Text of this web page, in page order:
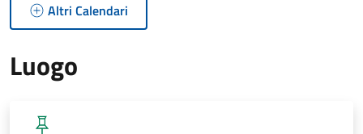
Altri Calendari
Luogo